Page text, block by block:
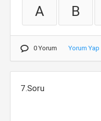
A B
0 Yorum Yorum Yap
7.Soru